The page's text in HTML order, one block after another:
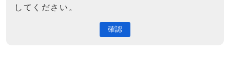
してください。
確認